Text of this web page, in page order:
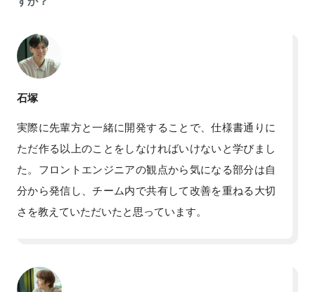
石塚
実際に先輩方と一緒に開発することで、仕様書通りに
ただ作る以上のことをしなければいけないと学びまし
た。フロントエンジニアの観点から気になる部分は自
分から発信し、チーム内で共有して改善を重ねる大切
さを教えていただいたと思っています。